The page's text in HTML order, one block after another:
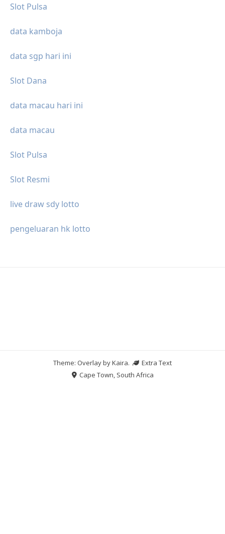
Slot Pulsa
data kamboja
data sgp hari ini
Slot Dana
data macau hari ini
data macau
Slot Pulsa
Slot Resmi
live draw sdy lotto
pengeluaran hk lotto
Theme: Overlay byKaira.
Extra Text
Cape Town, South Africa